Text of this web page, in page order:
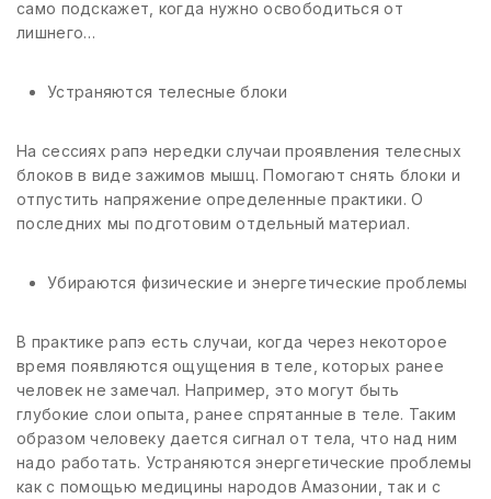
само подскажет, когда нужно освободиться от
лишнего…
Устраняются телесные блоки
На сессиях рапэ нередки случаи проявления телесных
блоков в виде зажимов мышц. Помогают снять блоки и
отпустить напряжение определенные практики. О
последних мы подготовим отдельный материал.
Убираются физические и энергетические проблемы
В практике рапэ есть случаи, когда через некоторое
время появляются ощущения в теле, которых ранее
человек не замечал. Например, это могут быть
глубокие слои опыта, ранее спрятанные в теле. Таким
образом человеку дается сигнал от тела, что над ним
надо работать. Устраняются энергетические проблемы
как с помощью медицины народов Амазонии, так и с